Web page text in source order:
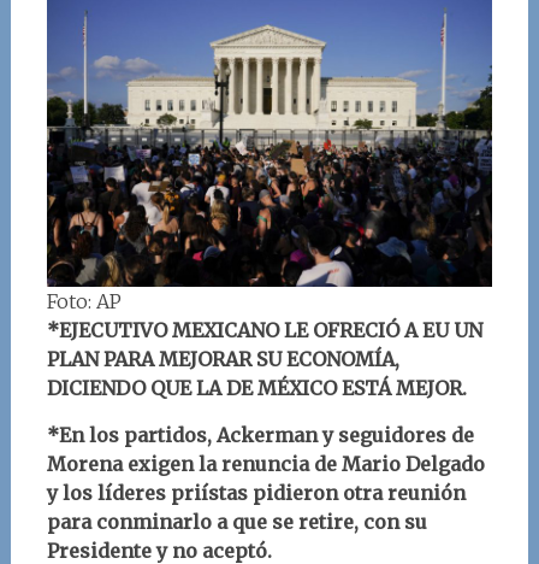
Foto: AP
*EJECUTIVO MEXICANO LE OFRECIÓ A EU UN
PLAN PARA MEJORAR SU ECONOMÍA,
DICIENDO QUE LA DE MÉXICO ESTÁ MEJOR.
*En los partidos, Ackerman y seguidores de
Morena exigen la renuncia de Mario Delgado
y los líderes priístas pidieron otra reunión
para conminarlo a que se retire, con su
Presidente y no aceptó.